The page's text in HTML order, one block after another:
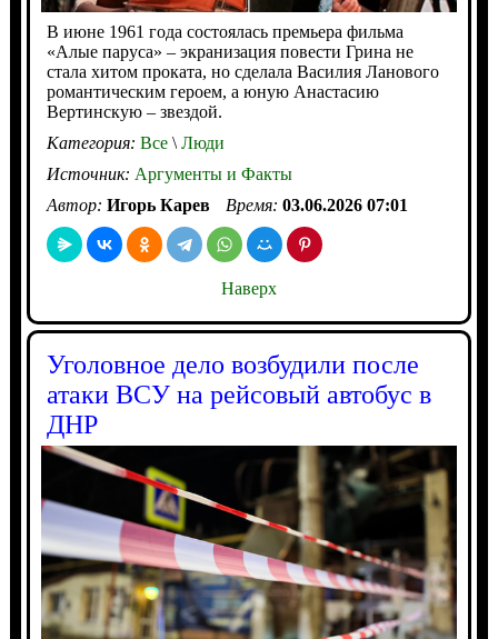
В июне 1961 года состоялась премьера фильма
«Алые паруса» – экранизация повести Грина не
стала хитом проката, но сделала Василия Ланового
романтическим героем, а юную Анастасию
Вертинскую – звездой.
Категория: Все\Люди
Источник: Аргументы и Факты
Автор: Игорь Карев Время: 03.06.2026 07:01
Наверх
Уголовное дело возбудили после
атаки ВСУ на рейсовый автобус в
ДНР